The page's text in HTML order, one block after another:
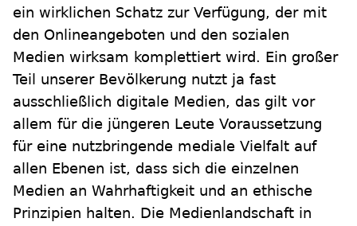
ein wirklichen Schatz zur Verfügung, der mit
den Onlineangeboten und den sozialen
Medien wirksam komplettiert wird. Ein großer
Teil unserer Bevölkerung nutzt ja fast
ausschließlich digitale Medien, das gilt vor
allem für die jüngeren Leute Voraussetzung
für eine nutzbringende mediale Vielfalt auf
allen Ebenen ist, dass sich die einzelnen
Medien an Wahrhaftigkeit und an ethische
Prinzipien halten. Die Medienlandschaft in